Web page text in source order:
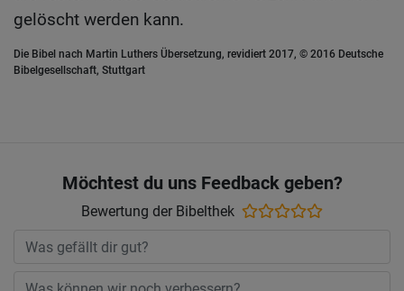
gelöscht werden kann.
Die Bibel nach Martin Luthers Übersetzung, revidiert 2017, © 2016 Deutsche
Bibelgesellschaft, Stuttgart
Möchtest du uns Feedback geben?
Bewertung der Bibelthek